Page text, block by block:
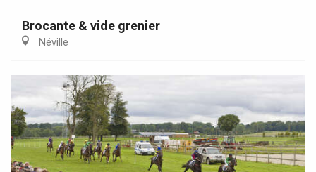
Brocante & vide grenier
Néville